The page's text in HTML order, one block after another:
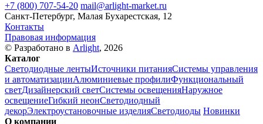
+7 (800) 707-54-20 mail@arlight-market.ru
Санкт-Петербург, Малая Бухарестская, 12
Контакты
Правовая информация
© Разработано в Arlight, 2026
Каталог
Светодиодные лентыИсточники питанияСистемы управления
и автоматизацииАлюминиевые профилиФункциональный
светДизайнерский светСистемы освещенияНаружное
освещениеГибкий неонСветодиодный
декорЭлектроустановочные изделияСветодиоды Новинки
О компании